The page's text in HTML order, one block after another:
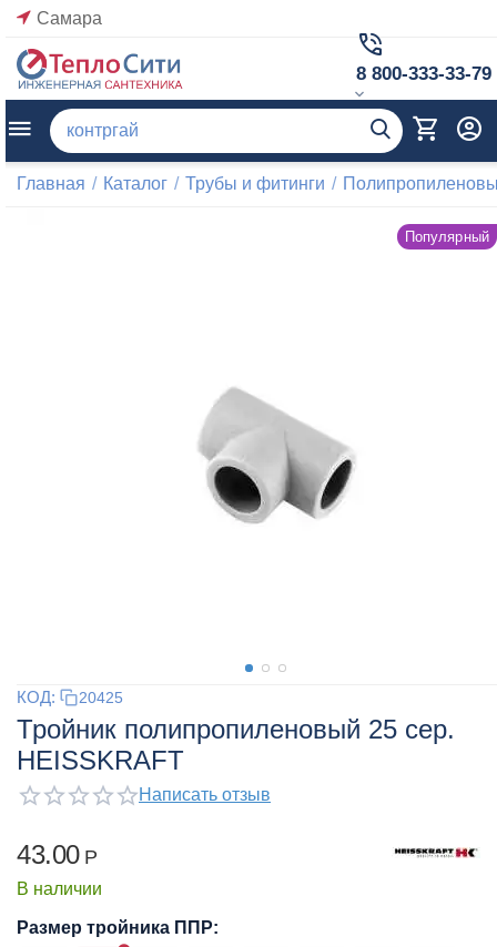
Самара
8 800-333-33-79
Главная / Каталог / Трубы и фитинги /
Популярный
КОД: 20425
Тройник полипропиленовый 25 сер.
HEISSKRAFT
Написать отзыв
43.00 Р
В наличии
Размер тройника ППР: